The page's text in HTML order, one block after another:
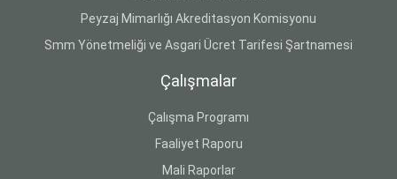
Peyzaj Mimarlığı Akreditasyon Komisyonu
Smm Yönetmeliği ve Asgari Ücret Tarifesi Şartnamesi
Çalışmalar
Çalışma Programı
Faaliyet Raporu
Mali Raporlar